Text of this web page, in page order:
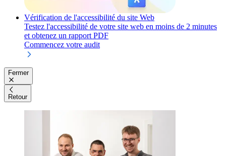
Vérification de l'accessibilité du site Web
Testez l'accessibilité de votre site web en moins de 2 minutes
et obtenez un rapport PDF
Commencez votre audit
Fermer
Retour